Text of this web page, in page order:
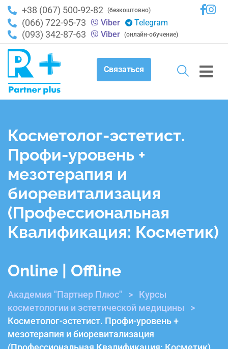
+38 (067) 500-92-82 (безкоштовно)
(066) 722-95-73 Viber Telegram
(093) 342-87-63 Viber (онлайн-обучение)
Связаться
Косметолог-эстетист.
Профи-уровень +
мезотерапия и
биоревитализация
(Профессиональная
Квалификация: Косметик)
Online | Offline
Академия "Партнер Плюс" >
Курсы
косметологии и эстетической медицины
>
Косметолог-эстетист. Профи-уровень +
мезотерапия и биоревитализация